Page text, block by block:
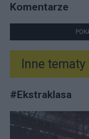
Komentarze
Inne
#Ekstraklasa